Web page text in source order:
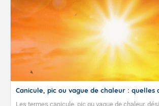
Canicule, pic ou vague de chaleur : quelles
Les termes canicule, pic ou vague de chaleur,